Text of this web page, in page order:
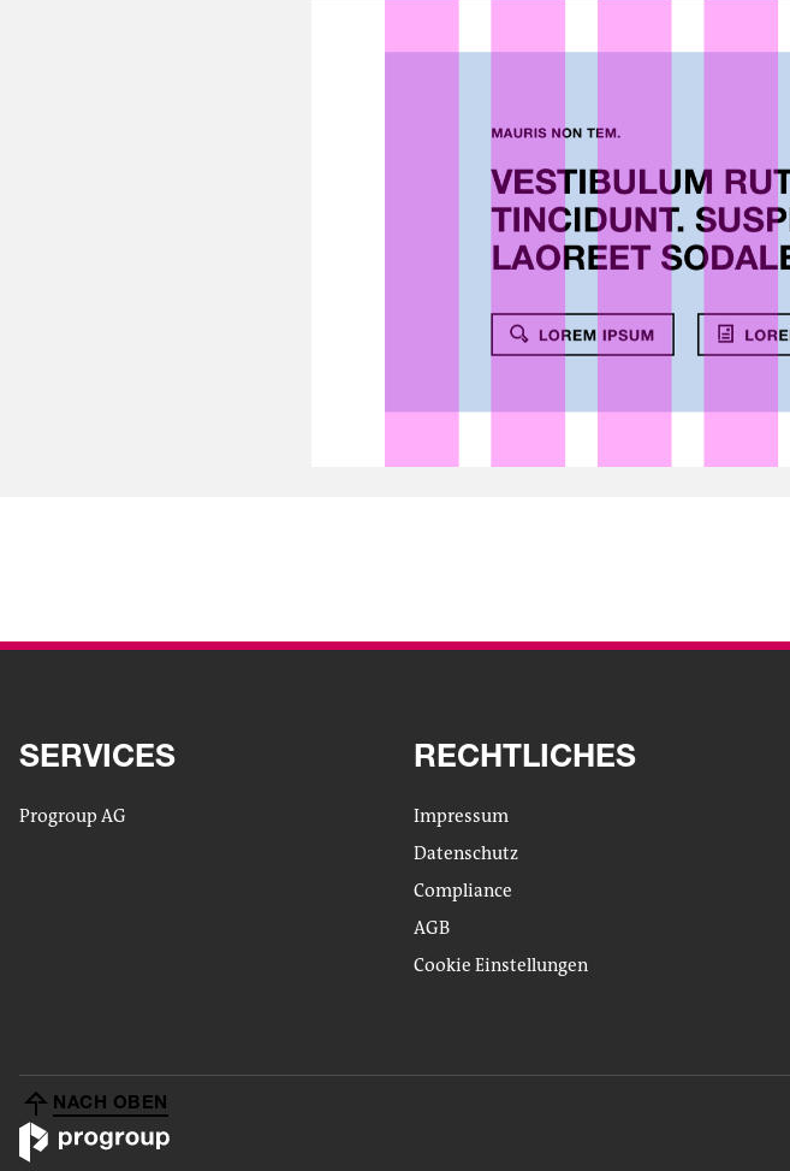
NACH OBEN
SERVICES
Progroup AG
RECHTLICHES
Impressum
Datenschutz
Compliance
AGB
Cookie Einstellungen